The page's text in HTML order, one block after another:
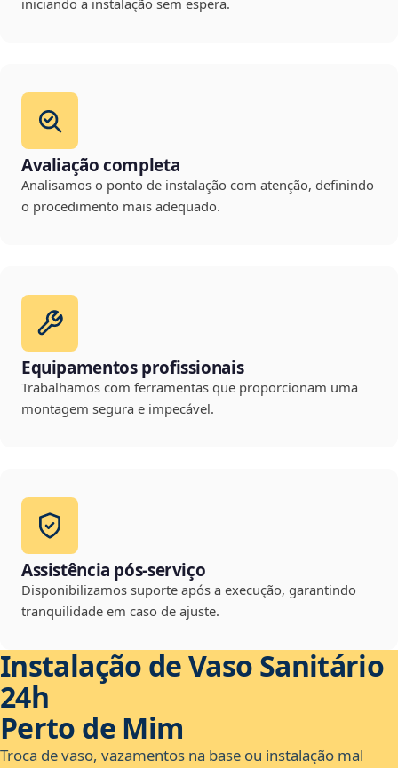
iniciando a instalação sem espera.
Avaliação completa
Analisamos o ponto de instalação com atenção, definindo
o procedimento mais adequado.
Equipamentos profissionais
Trabalhamos com ferramentas que proporcionam uma
montagem segura e impecável.
Assistência pós-serviço
Disponibilizamos suporte após a execução, garantindo
tranquilidade em caso de ajuste.
Instalação de Vaso Sanitário
24h
Perto de Mim
Troca de vaso, vazamentos na base ou instalação mal